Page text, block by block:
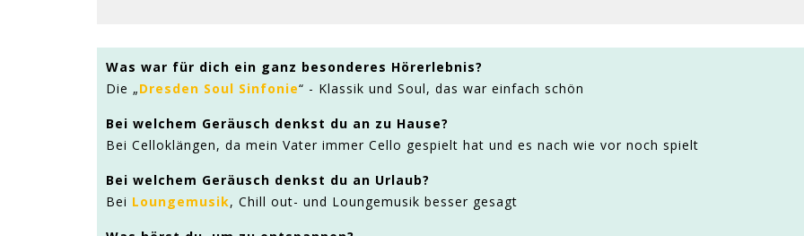
Was war für dich ein ganz besonderes Hörerlebnis?
Die „Dresden Soul Sinfonie“ - Klassik und Soul, das war einfach schön
Bei welchem Geräusch denkst du an zu Hause?
Bei Celloklängen, da mein Vater immer Cello gespielt hat und es nach wie vor noch spielt
Bei welchem Geräusch denkst du an Urlaub?
Bei Loungemusik, Chill out- und Loungemusik besser gesagt